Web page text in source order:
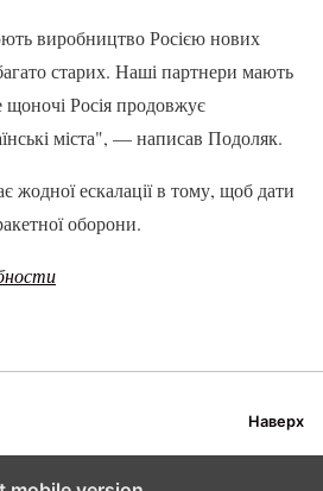
виробництво Росією нових
старих. Наші партнери мають
Росія продовжує
міста", — написав Подоляк.
жодної ескалації в тому, щоб дати
оборони.
Наверх